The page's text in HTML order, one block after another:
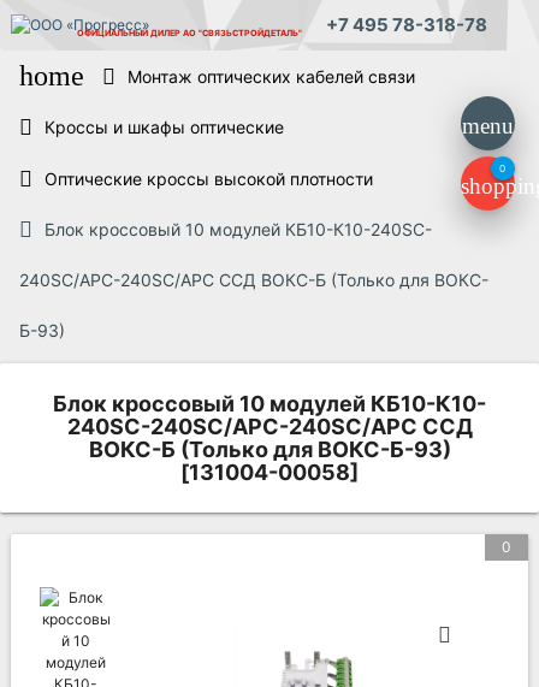
ОФИЦИАЛЬНЫЙ ДИЛЕР АО "СВЯЗЬСТРОЙДЕТАЛЬ" +7 495 78-318-78
menu
0
home Монтаж оптических кабелей связи
Кроссы и шкафы оптические
Оптические кроссы высокой плотности
Блок кроссовый 10 модулей КБ10-К10-240SC-
240SC/APC-240SC/APC ССД ВОКС-Б (Только для ВОКС-
Б-93)
Блок кроссовый 10 модулей КБ10-К10-
240SC-240SC/APC-240SC/APC ССД
ВОКС-Б (Только для ВОКС-Б-93)
[131004-00058]
0